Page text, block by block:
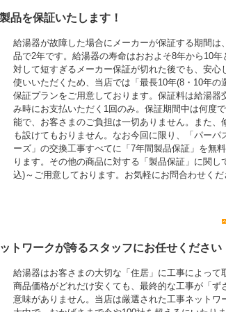
品を保証いたします！
給湯器が故障した場合にメーカーが保証する期間は
品で2年です。給湯器の寿命はおおよそ8年から10年
対して短すぎるメーカー保証が切れた後でも、安心
使いいただくため、当店では「最長10年(8・10年の
保証プランをご用意しております。保証料は給湯器
み時にお支払いただく1回のみ。保証期間中は何度
能で、お客さまのご負担は一切ありません。また、
も設けてもおりません。なお今回に限り、「パーパ
ーズ」の交換工事すべてに「7年間製品保証」を無
ります。その他の商品に対する「製品保証」に関し
込)～ご用意しております。お気軽にお問合わせくだ
トワークが誇るスタッフにお任せください
給湯器はお客さまの大切な「住居」に工事によって
商品価格がどれだけ安くても、最終的な工事が「ず
意味がありません。当店は厳選された工事ネットワ